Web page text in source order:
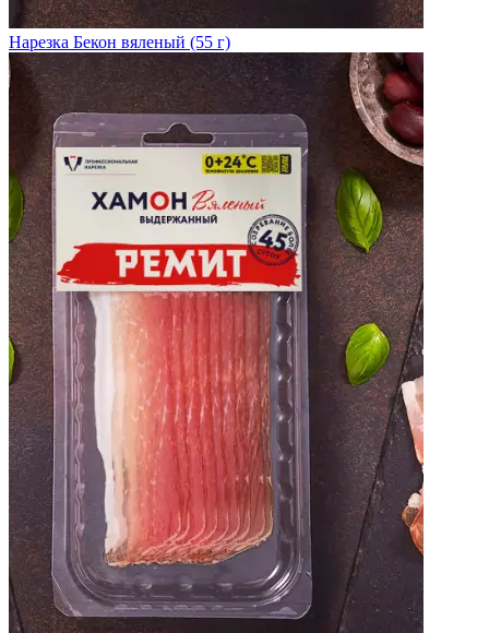
Нарезка Бекон вяленый (55 г)